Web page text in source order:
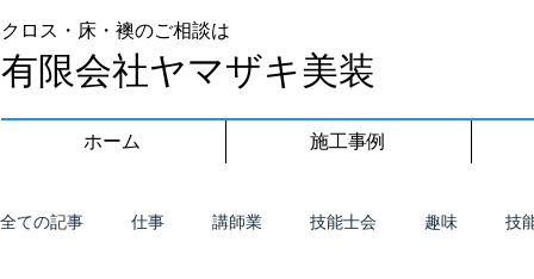
クロス・床・襖のご相談は
有限会社ヤマザキ美装
ホーム 施工事例
全ての記事 仕事 講師業 技能士会 趣味 技